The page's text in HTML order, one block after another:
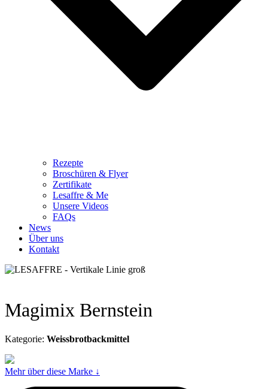
Rezepte
Broschüren & Flyer
Zertifikate
Lesaffre & Me
Unsere Videos
FAQs
News
Über uns
Kontakt
Magimix Bernstein
Kategorie: Weissbrotbackmittel
Mehr über diese Marke ↓